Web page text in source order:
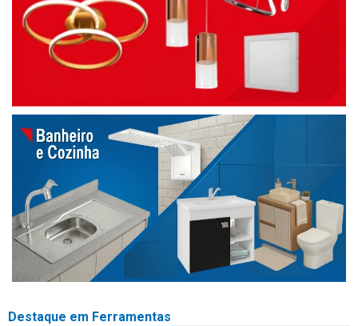
Destaque em Ferramentas